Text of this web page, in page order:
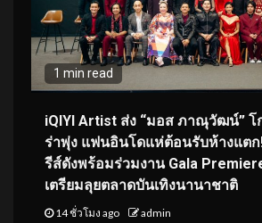
1 min read
iQIYI Artist ส่ง “มอส ภาณุวัฒน์” โ
ร่าพุ่ง แฟนอินโดแห่ต้อนรับห้างแต
รีส์ดังพร้อมร่วมงาน Gala
เตรียมลุยตลาดบันเทิงนานาชาติ
14 ชั่วโมง ago admin